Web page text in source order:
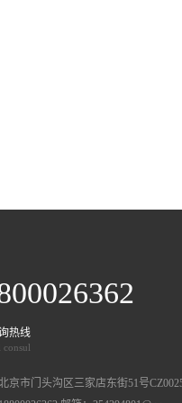
热线
consul
京市门头沟区三家店东街51号